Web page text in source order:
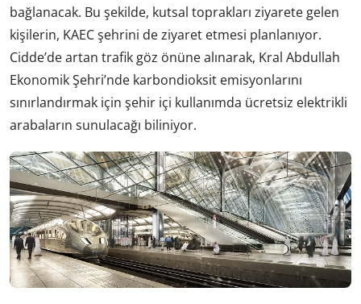
bağlanacak. Bu şekilde, kutsal toprakları ziyarete gelen
kişilerin, KAEC şehrini de ziyaret etmesi planlanıyor.
Cidde’de artan trafik göz önüne alınarak, Kral Abdullah
Ekonomik Şehri’nde karbondioksit emisyonlarını
sınırlandırmak için şehir içi kullanımda ücretsiz elektrikli
arabaların sunulacağı biliniyor.